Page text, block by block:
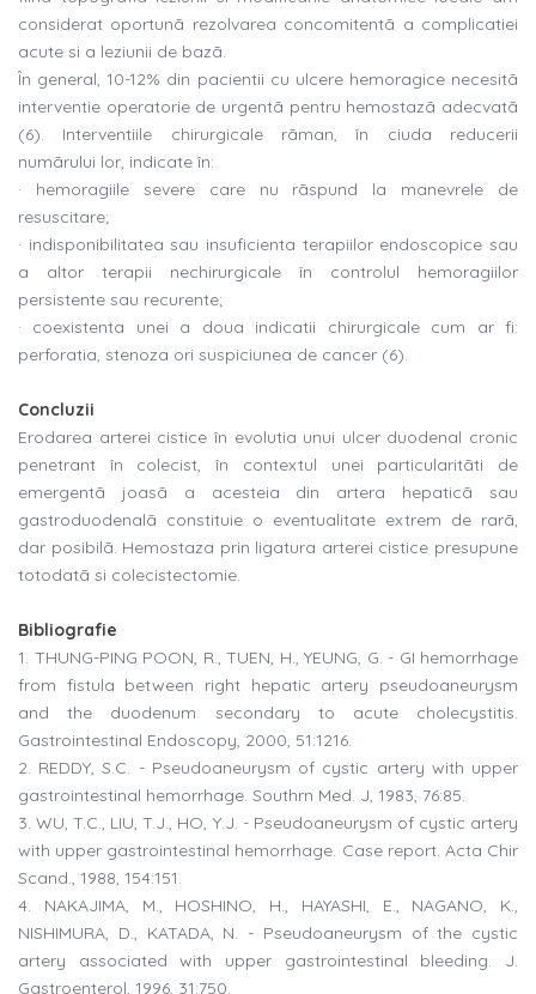
considerat oportunã rezolvarea concomitentã a complicatiei
acute si a leziunii de bazã.
În general, 10-12% din pacientii cu ulcere hemoragice necesitã
interventie operatorie de urgentã pentru hemostazã adecvatã
(6). Interventiile chirurgicale rãman, în ciuda reducerii
numãrului lor, indicate în:
· hemoragiile severe care nu rãspund la manevrele de
resuscitare;
· indisponibilitatea sau insuficienta terapiilor endoscopice sau
a altor terapii nechirurgicale în controlul hemoragiilor
persistente sau recurente;
· coexistenta unei a doua indicatii chirurgicale cum ar fi:
perforatia, stenoza ori suspiciunea de cancer (6).
Concluzii
Erodarea arterei cistice în evolutia unui ulcer duodenal cronic
penetrant în colecist, în contextul unei particularitãti de
emergentã joasã a acesteia din artera hepaticã sau
gastroduodenalã constituie o eventualitate extrem de rarã,
dar posibilã. Hemostaza prin ligatura arterei cistice presupune
totodatã si colecistectomie.
Bibliografie
1. THUNG-PING POON, R., TUEN, H., YEUNG, G. - GI hemorrhage
from fistula between right hepatic artery pseudoaneurysm
and the duodenum secondary to acute cholecystitis.
Gastrointestinal Endoscopy, 2000, 51:1216.
2. REDDY, S.C. - Pseudoaneurysm of cystic artery with upper
gastrointestinal hemorrhage. Southrn Med. J, 1983, 76:85.
3. WU, T.C., LIU, T.J., HO, Y.J. - Pseudoaneurysm of cystic artery
with upper gastrointestinal hemorrhage. Case report. Acta Chir
Scand., 1988, 154:151.
4. NAKAJIMA, M., HOSHINO, H., HAYASHI, E., NAGANO, K.,
NISHIMURA, D., KATADA, N. - Pseudoaneurysm of the cystic
artery associated with upper gastrointestinal bleeding. J.
Gastroenterol, 1996, 31:750.